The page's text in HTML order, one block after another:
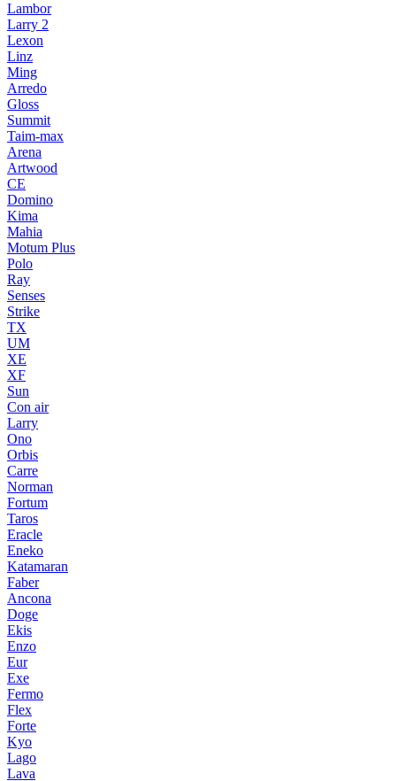
Lambor
Larry 2
Lexon
Linz
Ming
Arredo
Gloss
Summit
Taim-max
Arena
Artwood
CE
Domino
Kima
Mahia
Motum Plus
Polo
Ray
Senses
Strike
TX
UM
XE
XF
Sun
Con air
Larry
Ono
Orbis
Carre
Norman
Fortum
Taros
Eracle
Eneko
Katamaran
Faber
Ancona
Doge
Ekis
Enzo
Eur
Exe
Fermo
Flex
Forte
Kyo
Lago
Lava